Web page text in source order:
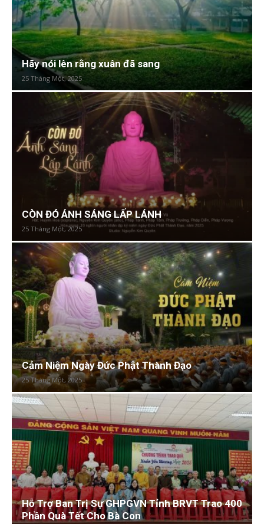
Hãy nói lên rằng xuân đã sang
25 Tháng Một, 2025
CÒN ĐÓ ÁNH SÁNG LẤP LÁNH
25 Tháng Một, 2025
Cảm Niệm Ngày Đức Phật Thành Đạo
25 Tháng Một, 2025
Hỗ Trợ Ban Trị Sự GHPGVN Tỉnh BRVT Trao 400
Phần Quà Tết Cho Bà Con